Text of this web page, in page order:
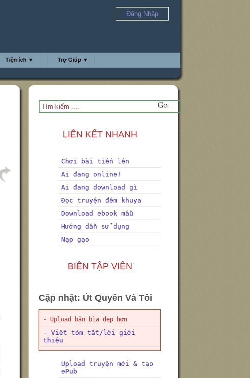
Đăng Nhập
Tiện ích ▼ Trợ Giúp ▼
LIÊN KẾT NHANH
Chơi bài tiến lên
Ai đang online!
Ai đang download gì
Đọc truyện đêm khuya
Download ebook mẫu
Hướng dẫn sử dụng
Nạp gạo
BIÊN TẬP VIÊN
Cập nhật: Út Quyên Và Tôi
- Upload bản bìa đẹp hơn
- Viết tóm tắt/lời giới
thiệu
Upload truyện mới & tạo
ePub